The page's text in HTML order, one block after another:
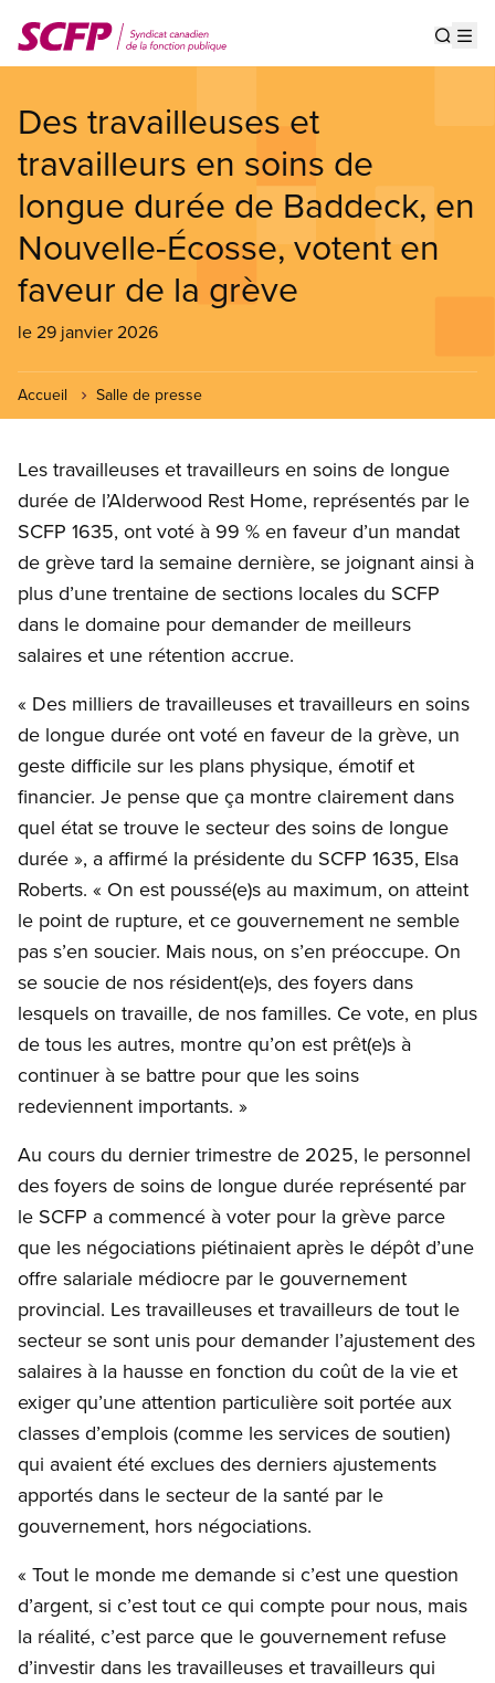
au
contenu
Des travailleuses et
travailleurs en soins de
longue durée de Baddeck, en
Nouvelle-Écosse, votent en
faveur de la grève
le 29 janvier 2026
Accueil Salle de presse
Les travailleuses et travailleurs en soins de longue
durée de l’Alderwood Rest Home, représentés par le
SCFP 1635, ont voté à 99 % en faveur d’un mandat
de grève tard la semaine dernière, se joignant ainsi à
plus d’une trentaine de sections locales du SCFP
dans le domaine pour demander de meilleurs
salaires et une rétention accrue.
« Des milliers de travailleuses et travailleurs en soins
de longue durée ont voté en faveur de la grève, un
geste difficile sur les plans physique, émotif et
financier. Je pense que ça montre clairement dans
quel état se trouve le secteur des soins de longue
durée », a affirmé la présidente du SCFP 1635, Elsa
Roberts. « On est poussé(e)s au maximum, on atteint
le point de rupture, et ce gouvernement ne semble
pas s’en soucier. Mais nous, on s’en préoccupe. On
se soucie de nos résident(e)s, des foyers dans
lesquels on travaille, de nos familles. Ce vote, en plus
de tous les autres, montre qu’on est prêt(e)s à
continuer à se battre pour que les soins
redeviennent importants. »
Au cours du dernier trimestre de 2025, le personnel
des foyers de soins de longue durée représenté par
le SCFP a commencé à voter pour la grève parce
que les négociations piétinaient après le dépôt d’une
offre salariale médiocre par le gouvernement
provincial. Les travailleuses et travailleurs de tout le
secteur se sont unis pour demander l’ajustement des
salaires à la hausse en fonction du coût de la vie et
exiger qu’une attention particulière soit portée aux
classes d’emplois (comme les services de soutien)
qui avaient été exclues des derniers ajustements
apportés dans le secteur de la santé par le
gouvernement, hors négociations.
« Tout le monde me demande si c’est une question
d’argent, si c’est tout ce qui compte pour nous, mais
la réalité, c’est parce que le gouvernement refuse
d’investir dans les travailleuses et travailleurs qui